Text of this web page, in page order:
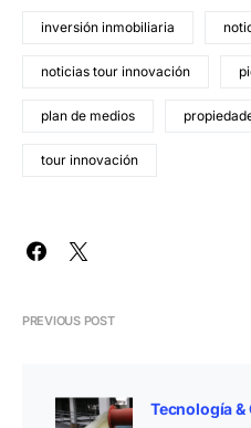
inversión inmobiliaria
noticias tour innovación
plan de medios
tour innovación
PREVIOUS POST
Tecnología &